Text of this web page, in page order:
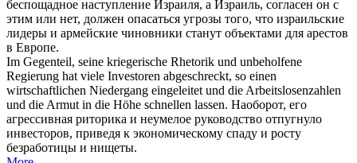
беспощадное наступление Израиля, а Израиль, согласен он с
этим или нет, должен опасаться угрозы того, что израильские
лидеры и армейские чиновники станут объектами для арестов
в Европе.
Im Gegenteil, seine kriegerische Rhetorik und unbeholfene
Regierung hat viele Investoren abgeschreckt, so einen
wirtschaftlichen Niedergang eingeleitet und die Arbeitslosenzahlen
und die Armut in die Höhe schnellen lassen. Наоборот, его
агрессивная риторика и неумелое руководство отпугнуло
инвесторов, приведя к экономическому спаду и росту
безработицы и нищеты.